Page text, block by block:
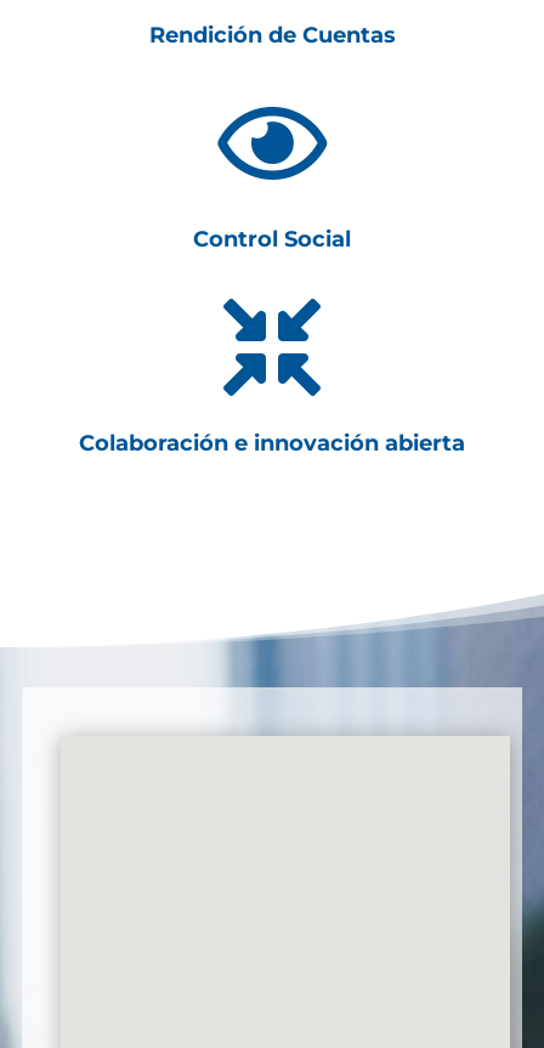
Rendición de Cuentas

Control Social

Colaboración e innovación abierta